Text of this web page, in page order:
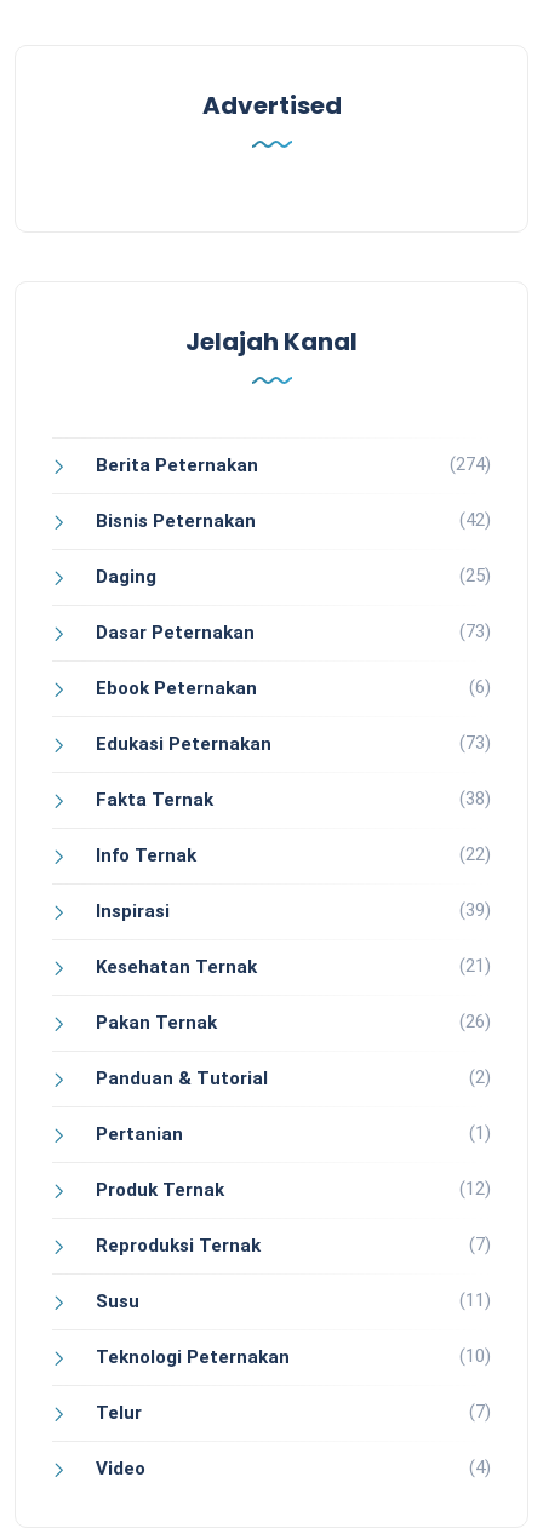
Advertised
Jelajah Kanal
Berita Peternakan (274)
Bisnis Peternakan (42)
Daging (25)
Dasar Peternakan (73)
Ebook Peternakan (6)
Edukasi Peternakan (73)
Fakta Ternak (38)
Info Ternak (22)
Inspirasi (39)
Kesehatan Ternak (21)
Pakan Ternak (26)
Panduan & Tutorial (2)
Pertanian (1)
Produk Ternak (12)
Reproduksi Ternak (7)
Susu (11)
Teknologi Peternakan (10)
Telur (7)
Video (4)